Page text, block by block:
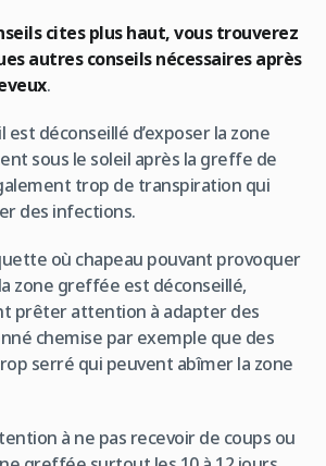
cites plus haut, vous trouverez
autres conseils nécessaires après
.
est déconseillé d’exposer la zone
sous le soleil après la greffe de
trop de transpiration qui
des infections.
où chapeau pouvant provoquer
zone greffée est déconseillé,
prêter attention à adapter des
chemise par exemple que des
serré qui peuvent abîmer la zone
à ne pas recevoir de coups ou